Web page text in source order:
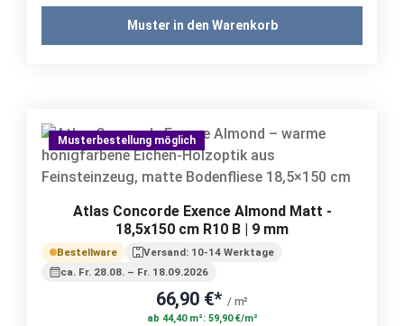
Muster in den Warenkorb
Musterbestellung möglich
Atlas Concorde Exence Almond Matt -
18,5x150 cm R10 B | 9 mm
Bestellware
Versand: 10-14 Werktage
ca. Fr. 28.08. – Fr. 18.09.2026
66,90 €* / m²
ab 44,40 m²: 59,90 €/m²